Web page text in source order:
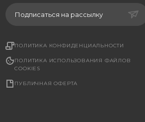
Подписаться на рассылку
ПОЛИТИКА КОНФИДЕНЦИАЛЬНОСТИ
ПОЛИТИКА ИСПОЛЬЗОВАНИЯ ФАЙЛОВ
COOKIES
ПУБЛИЧНАЯ ОФЕРТА